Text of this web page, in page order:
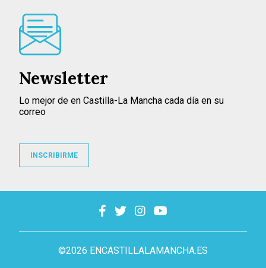
©2026 ENCASTILLALAMANCHA.ES
Newsletter
Lo mejor de en Castilla-La Mancha cada día en su
correo
INSCRIBIRME